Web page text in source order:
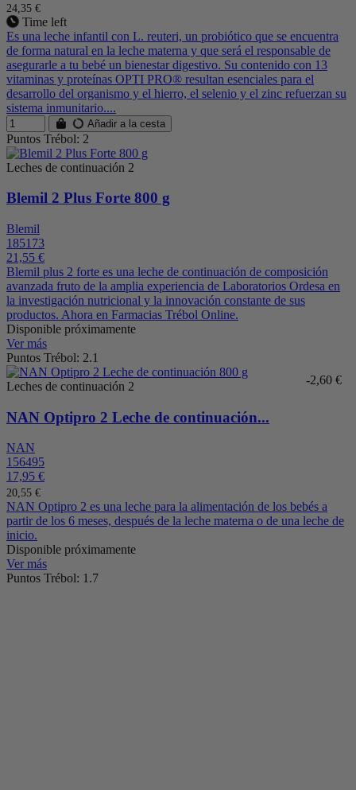
24,35 €
Time left
Es una leche infantil con L. reuteri, un probiótico que se encuentra
de forma natural en la leche materna y que será el responsable de
asegurarle a tu bebé un bienestar digestivo. Su contenido con 13
vitaminas y proteínas OPTI PRO® resultan esenciales para el
desarrollo del organismo y el hierro, el selenio y el zinc refuerzan su
sistema inmunitario....
Añadir a la cesta
Puntos Trébol: 2
Leches de continuación 2
Blemil 2 Plus Forte 800 g
Blemil
185173
21,55 €
Blemil plus 2 forte es una leche de continuación de composición
avanzada fruto de la amplia experiencia de Laboratorios Ordesa en
la investigación nutricional y la innovación constante de sus
productos. Ahora en Farmacias Trébol Online.
Disponible próximamente
Ver más
Puntos Trébol: 2.1
-2,60 €
Leches de continuación 2
NAN Optipro 2 Leche de continuación...
NAN
156495
17,95 €
20,55 €
NAN Optipro 2 es una leche para la alimentación de los bebés a
partir de los 6 meses, después de la leche materna o de una leche de
inicio.
Disponible próximamente
Ver más
Puntos Trébol: 1.7